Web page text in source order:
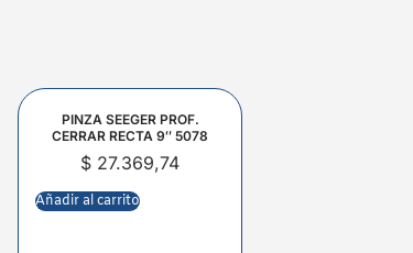
PINZA SEEGER PROF.
CERRAR RECTA 9″ 5078
$ 27.369,74
Añadir al carrito